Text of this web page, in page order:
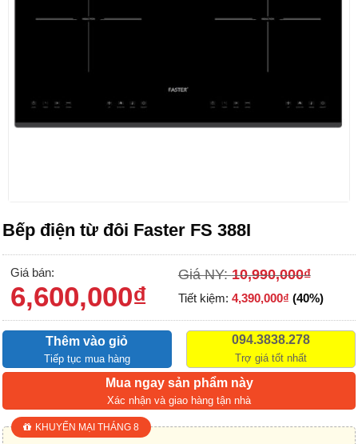
Bếp điện từ đôi Faster FS 388I
Giá bán:
6,600,000₫
Giá NY:10,990,000₫
Tiết kiệm: 4,390,000₫ (40%)
Thêm vào giỏ
Tiếp tục mua hàng
094.3838.278
Trợ giá tốt nhất
Mua ngay sản phẩm này
Xác nhận và giao hàng tận nhà
KHUYẾN MẠI THÁNG 8